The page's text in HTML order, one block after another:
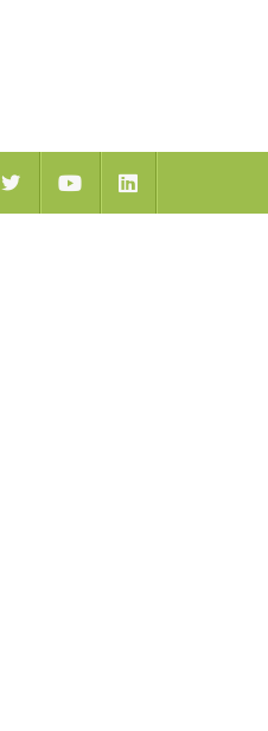
YoutubeLinkedIn